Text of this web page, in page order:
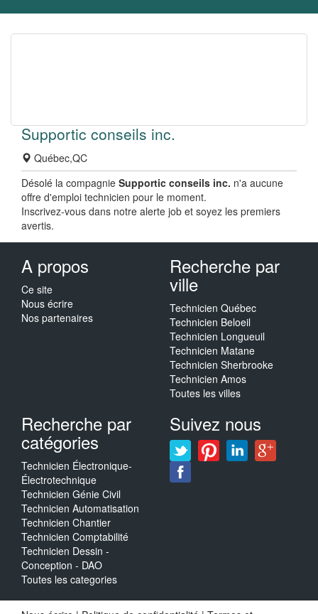
Supportic conseils inc.
Québec,QC
Désolé la compagnie Supportic conseils inc. n'a aucune
offre d'emploi technicien pour le moment.
Inscrivez-vous dans notre alerte job et soyez les premiers
avertis.
A propos
Ce site
Nous écrire
Nos partenaires
Recherche par
ville
Technicien Québec
Technicien Beloeil
Technicien Longueuil
Technicien Matane
Technicien Sherbrooke
Technicien Amos
Toutes les villes
Recherche par
catégories
Technicien Électronique-
Électrotechnique
Technicien Génie Civil
Technicien Automatisation
Technicien Chantier
Technicien Comptabilité
Technicien Dessin -
Conception - DAO
Toutes les categories
Suivez nous